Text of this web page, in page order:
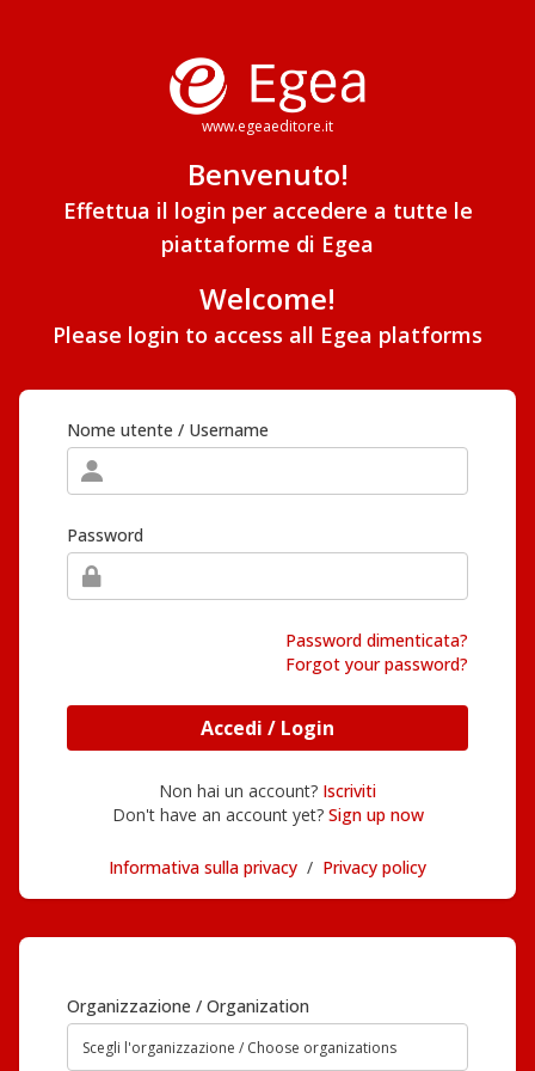
www.egeaeditore.it
Benvenuto!
Effettua il login per accedere a tutte le
piattaforme di Egea
Welcome!
Please login to access all Egea platforms
Nome utente / Username
Password
Password dimenticata?
Forgot your password?
Accedi / Login
Non hai un account? Iscriviti
Don't have an account yet? Sign up now
Informativa sulla privacy / Privacy policy
Organizzazione / Organization